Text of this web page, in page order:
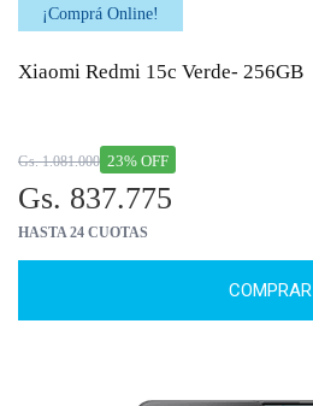
¡Comprá Online!
Xiaomi Redmi 15c Verde- 256GB
23% OFF
Gs. 1.081.000
Gs. 837.775
HASTA 24 CUOTAS
COMPRAR